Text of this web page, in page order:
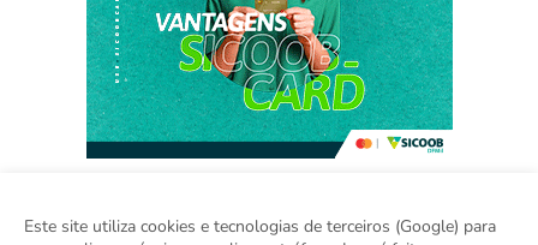
Este site utiliza cookies e tecnologias de terceiros (Google) para